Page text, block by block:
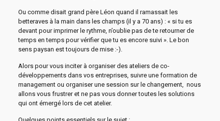
Ou comme disait grand père Léon quand il ramassait les
betteraves à la main dans les champs (il y a 70 ans) : « si tu es
devant pour imprimer le rythme, n’oublie pas de te retourner de
temps en temps pour vérifier que tu es encore suivi ». Le bon
sens paysan est toujours de mise :-).
Alors pour vous inciter à organiser des ateliers de co-
développements dans vos entreprises, suivre une formation de
management ou organiser une session sur le changement, nous
allons vous frustrer et ne pas vous donner toutes les solutions
qui ont émergé lors de cet atelier.